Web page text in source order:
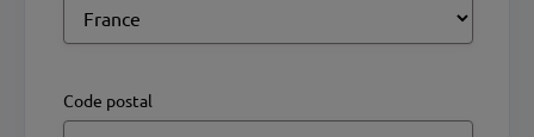
Code postal